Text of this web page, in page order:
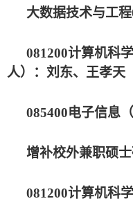
大数据技术与工程
081200计算机科
人）：刘东、王孝天
085400电子信息（
增补校外兼职硕
081200计算机科